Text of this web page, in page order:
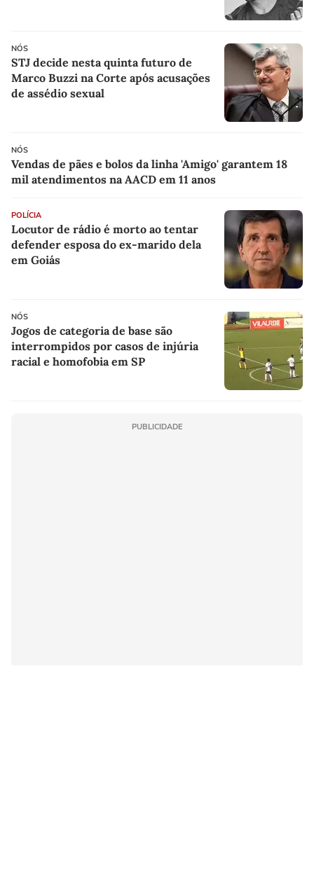
NÓS
STJ decide nesta quinta futuro de
Marco Buzzi na Corte após acusações
de assédio sexual
NÓS
Vendas de pães e bolos da linha 'Amigo' garantem 18
mil atendimentos na AACD em 11 anos
POLÍCIA
Locutor de rádio é morto ao tentar
defender esposa do ex-marido dela
em Goiás
NÓS
Jogos de categoria de base são
interrompidos por casos de injúria
racial e homofobia em SP
PUBLICIDADE